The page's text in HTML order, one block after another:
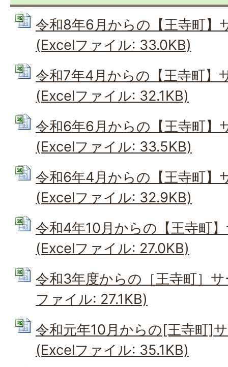
令和8年6月からの【王寺町】
(Excelファイル: 33.0KB)
令和7年4月からの【王寺町】
(Excelファイル: 32.1KB)
令和6年6月からの【王寺町】
(Excelファイル: 33.5KB)
令和6年4月からの【王寺町】
(Excelファイル: 32.9KB)
令和4年10月からの【王寺町
(Excelファイル: 27.0KB)
令和3年度からの［王寺町］
ファイル: 27.1KB)
令和元年10月からの[王寺町]
(Excelファイル: 35.1KB)